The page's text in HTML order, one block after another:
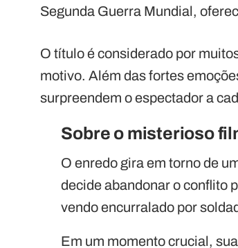
Segunda Guerra Mundial,
O título é considerado por
motivo. Além das fortes
surpreendem o espectador a
Sobre o misterioso
O enredo gira em torno de
decide abandonar o conflito
vendo encurralado por
Em um momento crucial,